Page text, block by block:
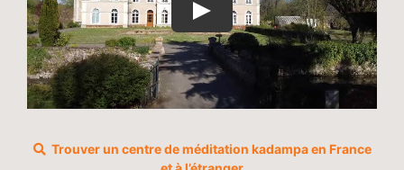
Trouver un centre de méditation kadampa en France